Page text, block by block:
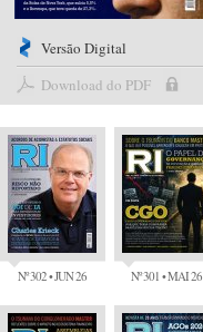
Versão Digital
Download do PDF
Nº 302 • JUN 26 Nº 301 • MAI 26